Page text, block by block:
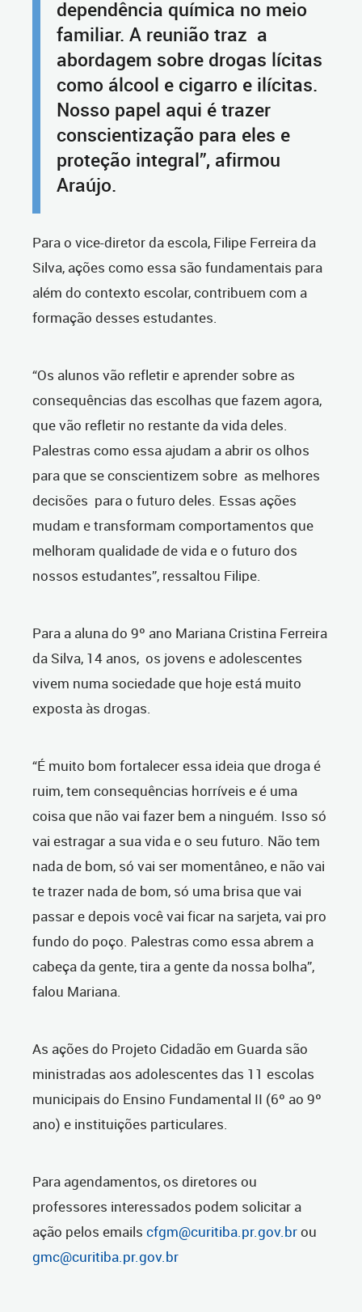
dependência química no meio
familiar. A reunião traz a
abordagem sobre drogas lícitas
como álcool e cigarro e ilícitas.
Nosso papel aqui é trazer
conscientização para eles e
proteção integral”, afirmou
Araújo.
Para o vice-diretor da escola, Filipe Ferreira da
Silva, ações como essa são fundamentais para
além do contexto escolar, contribuem com a
formação desses estudantes.
“Os alunos vão refletir e aprender sobre as
consequências das escolhas que fazem agora,
que vão refletir no restante da vida deles.
Palestras como essa ajudam a abrir os olhos
para que se conscientizem sobre as melhores
decisões para o futuro deles. Essas ações
mudam e transformam comportamentos que
melhoram qualidade de vida e o futuro dos
nossos estudantes”, ressaltou Filipe.
Para a aluna do 9º ano Mariana Cristina Ferreira
da Silva, 14 anos, os jovens e adolescentes
vivem numa sociedade que hoje está muito
exposta às drogas.
“É muito bom fortalecer essa ideia que droga é
ruim, tem consequências horríveis e é uma
coisa que não vai fazer bem a ninguém. Isso só
vai estragar a sua vida e o seu futuro. Não tem
nada de bom, só vai ser momentâneo, e não vai
te trazer nada de bom, só uma brisa que vai
passar e depois você vai ficar na sarjeta, vai pro
fundo do poço. Palestras como essa abrem a
cabeça da gente, tira a gente da nossa bolha”,
falou Mariana.
As ações do Projeto Cidadão em Guarda são
ministradas aos adolescentes das 11 escolas
municipais do Ensino Fundamental II (6º ao 9º
ano) e instituições particulares.
Para agendamentos, os diretores ou
professores interessados podem solicitar a
ação pelos emails cfgm@curitiba.pr.gov.brou
gmc@curitiba.pr.gov.br